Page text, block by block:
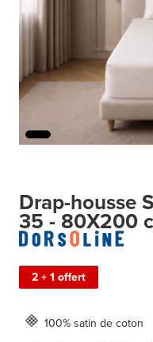
Drap-housse
35 - 80X200
2 + 1 offert
100% satin de coton